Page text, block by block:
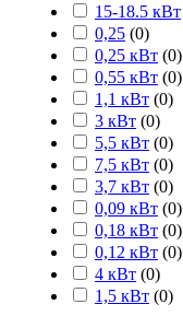
15-18.5 кВт
0,25 (0)
0,25 кВт (0)
0,55 кВт (0)
1,1 кВт (0)
3 кВт (0)
5,5 кВт (0)
7,5 кВт (0)
3,7 кВт (0)
0,09 кВт (0)
0,18 кВт (0)
0,12 кВт (0)
4 кВт (0)
1,5 кВт (0)